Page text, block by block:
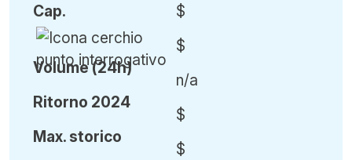
Cap.
Volume (24h)
Ritorno 2024
Max. storico
$
$
n/a
$
$